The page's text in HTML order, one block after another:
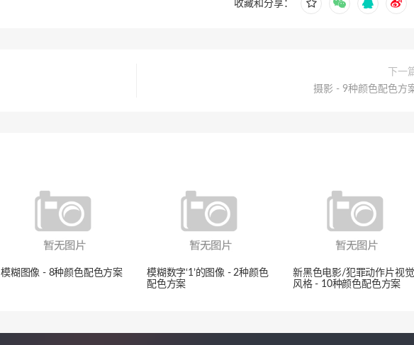
收藏和分享：
下一
摄影 - 9种颜色配色方
模糊图像 - 8种颜色配色方案
模糊数字‘1’的图像 - 2种颜色
配色方案
新黑色电影/犯罪动作片视觉
风格 - 10种颜色配色方案